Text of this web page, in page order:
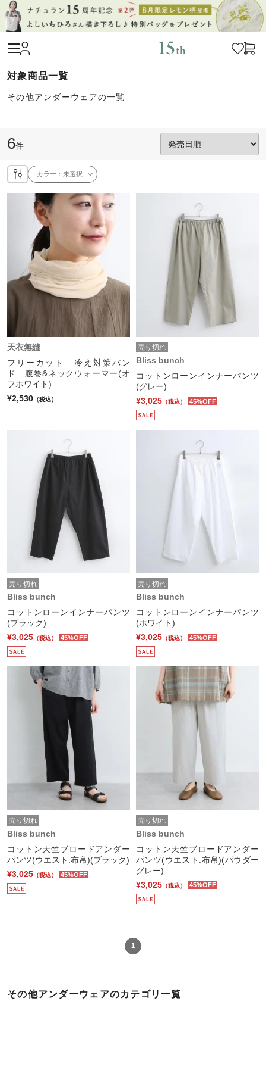
その他アンダーウェアの一覧
6件
カラー：未選択
天衣無縫
フリーカット 冷え対策バン
ド 腹巻&ネックウォーマー(オ
フホワイト)
¥2,530 （税込）
売り切れ
Bliss bunch
コットンローンインナーパンツ
(グレー)
¥3,025 （税込） 45%OFF
売り切れ
Bliss bunch
コットンローンインナーパンツ
(ブラック)
¥3,025 （税込） 45%OFF
売り切れ
Bliss bunch
コットンローンインナーパンツ
(ホワイト)
¥3,025 （税込） 45%OFF
売り切れ
Bliss bunch
コットン天竺ブロードアンダー
パンツ(ウエスト:布帛)(ブラック)
¥3,025 （税込） 45%OFF
売り切れ
Bliss bunch
コットン天竺ブロードアンダー
パンツ(ウエスト:布帛)(パウダー
グレー)
¥3,025 （税込） 45%OFF
1
その他アンダーウェアのカテゴリ一覧